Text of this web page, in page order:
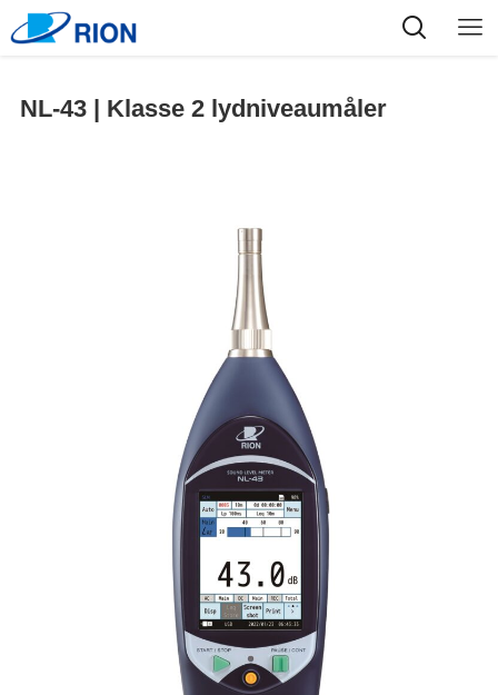
NL-43 | Klasse 2 lydniveaumåler